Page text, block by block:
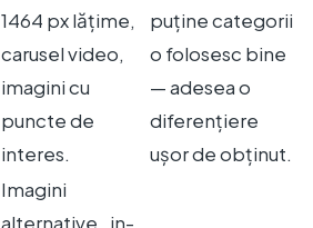
1464 px lățime,
carusel video,
imagini cu
puncte de
interes.
puține categorii
o folosesc bine
— adesea o
diferențiere
ușor de obținut.
Imagini
alternative „in-